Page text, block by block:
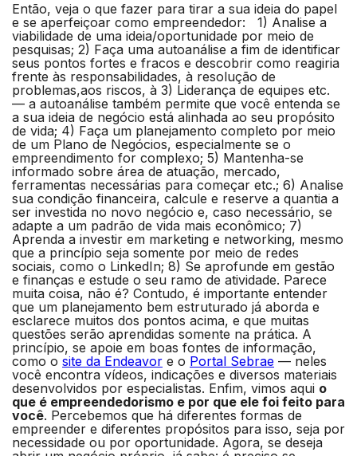
Então, veja o que fazer para tirar a sua ideia do papel
e se aperfeiçoar como empreendedor: 1) Analise a
viabilidade de uma ideia/oportunidade por meio de
pesquisas; 2) Faça uma autoanálise a fim de identificar
seus pontos fortes e fracos e descobrir como reagiria
frente às responsabilidades, à resolução de
problemas,aos riscos, à 3) Liderança de equipes etc.
— a autoanálise também permite que você entenda se
a sua ideia de negócio está alinhada ao seu propósito
de vida; 4) Faça um planejamento completo por meio
de um Plano de Negócios, especialmente se o
empreendimento for complexo; 5) Mantenha-se
informado sobre área de atuação, mercado,
ferramentas necessárias para começar etc.; 6) Analise
sua condição financeira, calcule e reserve a quantia a
ser investida no novo negócio e, caso necessário, se
adapte a um padrão de vida mais econômico; 7)
Aprenda a investir em marketing e networking, mesmo
que a princípio seja somente por meio de redes
sociais, como o LinkedIn; 8) Se aprofunde em gestão
e finanças e estude o seu ramo de atividade. Parece
muita coisa, não é? Contudo, é importante entender
que um planejamento bem estruturado já aborda e
esclarece muitos dos pontos acima, e que muitas
questões serão aprendidas somente na prática. A
princípio, se apoie em boas fontes de informação,
como o site da Endeavor e o Portal Sebrae — neles
você encontra vídeos, indicações e diversos materiais
desenvolvidos por especialistas. Enfim, vimos aqui o
que é empreendedorismo e por que ele foi feito para
você. Percebemos que há diferentes formas de
empreender e diferentes propósitos para isso, seja por
necessidade ou por oportunidade. Agora, se deseja